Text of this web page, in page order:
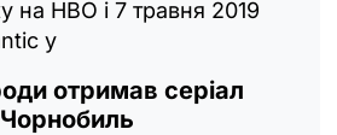
на HBO і 7 травня 2019
у
отримав серіал
Чорнобиль